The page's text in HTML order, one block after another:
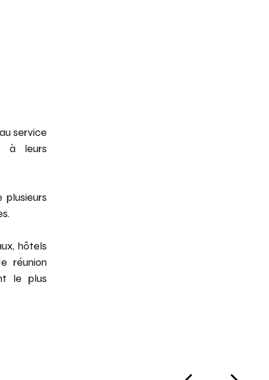
service
à leurs
hôtels
réunion
le plus